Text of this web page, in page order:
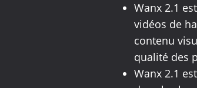
Wanx 2.1
vidéos de
contenu
qualité des
Wanx 2.1